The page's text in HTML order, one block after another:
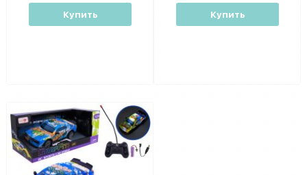
Купить Купить